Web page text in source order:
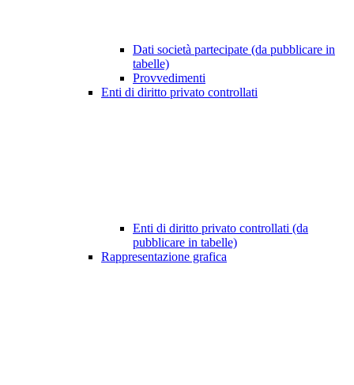
Dati società partecipate (da pubblicare in
tabelle)
Provvedimenti
Enti di diritto privato controllati
Enti di diritto privato controllati (da
pubblicare in tabelle)
Rappresentazione grafica